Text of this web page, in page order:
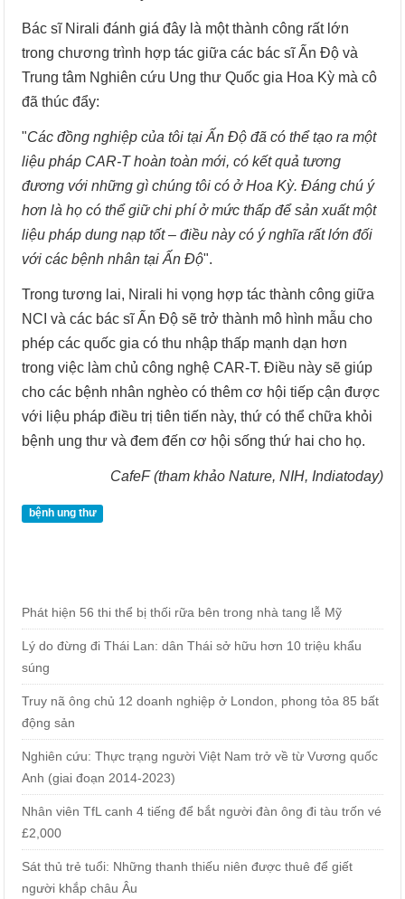
Bác sĩ Nirali đánh giá đây là một thành công rất lớn
trong chương trình hợp tác giữa các bác sĩ Ấn Độ và
Trung tâm Nghiên cứu Ung thư Quốc gia Hoa Kỳ mà cô
đã thúc đẩy:
"Các đồng nghiệp của tôi tại Ấn Độ đã có thể tạo ra một
liệu pháp CAR-T hoàn toàn mới, có kết quả tương
đương với những gì chúng tôi có ở Hoa Kỳ. Đáng chú ý
hơn là họ có thể giữ chi phí ở mức thấp để sản xuất một
liệu pháp dung nạp tốt – điều này có ý nghĩa rất lớn đối
với các bệnh nhân tại Ấn Độ".
Trong tương lai, Nirali hi vọng hợp tác thành công giữa
NCI và các bác sĩ Ấn Độ sẽ trở thành mô hình mẫu cho
phép các quốc gia có thu nhập thấp mạnh dạn hơn
trong việc làm chủ công nghệ CAR-T. Điều này sẽ giúp
cho các bệnh nhân nghèo có thêm cơ hội tiếp cận được
với liệu pháp điều trị tiên tiến này, thứ có thể chữa khỏi
bệnh ung thư và đem đến cơ hội sống thứ hai cho họ.
CafeF (tham khảo Nature, NIH, Indiatoday)
bệnh ung thư
Phát hiện 56 thi thể bị thối rữa bên trong nhà tang lễ Mỹ
Lý do đừng đi Thái Lan: dân Thái sở hữu hơn 10 triệu khẩu
súng
Truy nã ông chủ 12 doanh nghiệp ở London, phong tỏa 85 bất
động sản
Nghiên cứu: Thực trạng người Việt Nam trở về từ Vương quốc
Anh (giai đoạn 2014-2023)
Nhân viên TfL canh 4 tiếng để bắt người đàn ông đi tàu trốn vé
£2,000
Sát thủ trẻ tuổi: Những thanh thiếu niên được thuê để giết
người khắp châu Âu